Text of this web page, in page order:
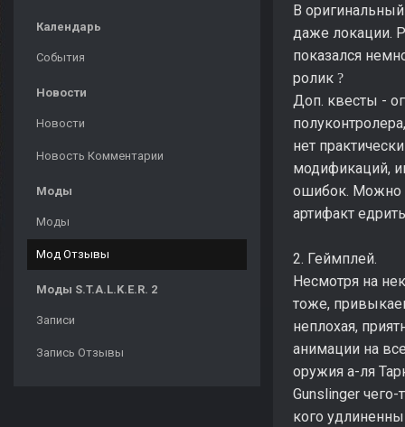
Календарь
События
Новости
Новости
Новость Комментарии
Моды
Моды
Мод Отзывы
Моды S.T.A.L.K.E.R. 2
Записи
Запись Отзывы
В
даже локации.
показался
ролик ?
Доп. квесты -
нет
модификаций,
ошибок. Можно
артифакт
2. Геймплей.
Несмотря на
тоже,
неплохая,
анимации на
оружия а-ля
Gunslinger
кого